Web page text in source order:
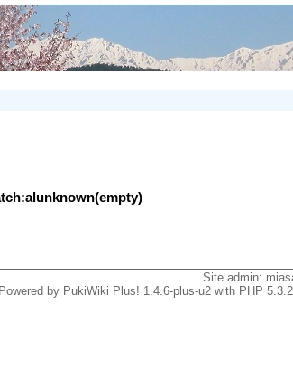
Site admin:
Powered by PukiWiki Plus! 1.4.6-plus-u2 with PHP